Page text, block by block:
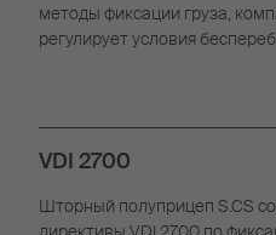
методы фиксации груза,
регулирует условия
активнее применяется в
VDI 2700
Шторный полуприцеп S.CS